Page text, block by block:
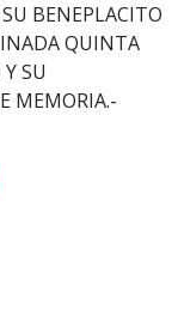
BENEPLACITO
QUINTA
SU
MEMORIA.-